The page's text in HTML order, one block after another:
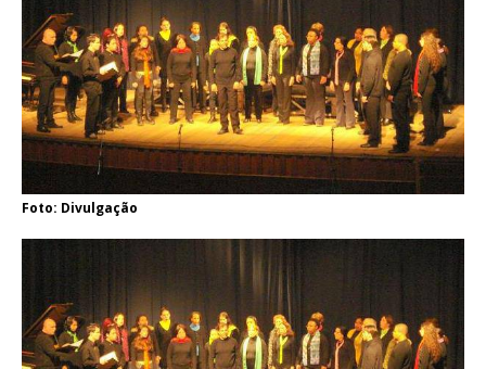
Foto: Divulgação